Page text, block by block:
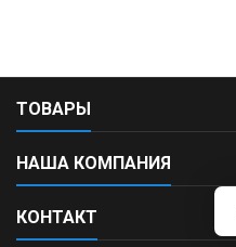
ТОВАРЫ
НАША КОМПАНИЯ
КОНТАКТ